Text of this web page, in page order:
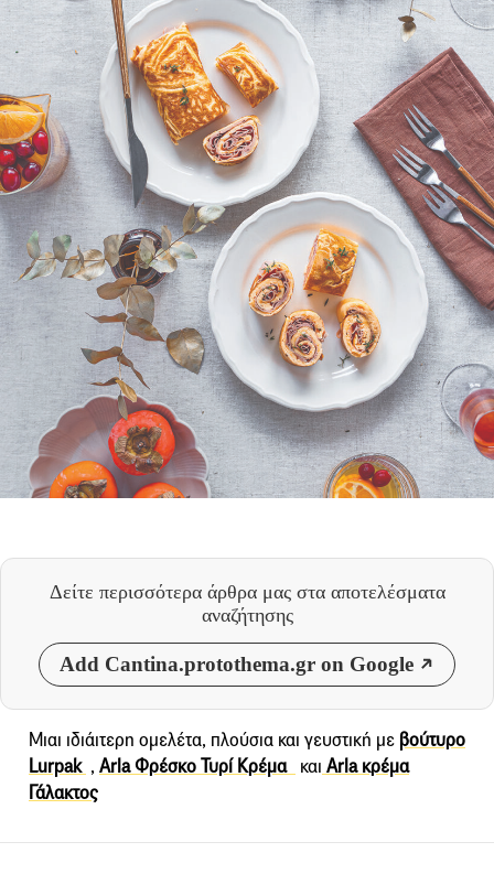
Δείτε περισσότερα άρθρα μας στα αποτελέσματα
αναζήτησης
Add Cantina.protothema.gr on Google
Μιαι ιδιάιτερη ομελέτα, πλούσια και γευστική με βούτυρο
Lurpak , Arla Φρέσκο Τυρί Κρέμα και Arla κρέμα
Γάλακτος